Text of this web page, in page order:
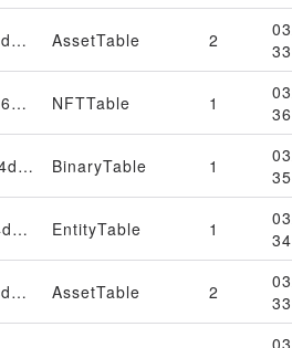
AssetTable_4d6f6e204d61722031362030393a33333a3038205453542032303236 AssetTable 2
NFTTable_4d6f6e204d61722020392030393a33333a3030205453542032303236 NFTTable 1
BinaryTable_4d6f6e204d61722020392030393a33333a3030205453542032303236 BinaryTable 1
EntityTable_4d6f6e204d61722020392030393a33333a3030205453542032303236 EntityTable 1
AssetTable_4d6f6e204d61722020392030393a33333a3030205453542032303236 AssetTable 2